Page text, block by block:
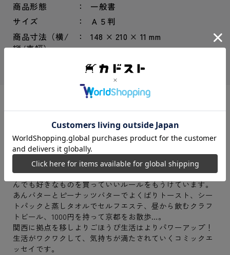
商品形態
一般書
サイズ
Ａ５判
商品寸法（横/
縦/束幅）
148 × 210 × 11 mm
136ページ
さあ、1000円でひとり時間を楽しもう。累計30万
部著者の新刊！
10年間派遣社員として年収200万生活を送ってきたおづまり
こさん。数年前から1ヶ月1000円の「ごほうび予算」で、な
んでも好きなものを買っていいルールをもうけています。
あんバターとピーナッツバターでよくばりトースト、シー
トパックと蒸しタオルでセルフエステ、昼から飲むクラフ
トビール、1000円を持って京都をお散歩…。
関西に拠点を移しよりごほうび生活はよりパワーアップ！
生活がワクワクして、気持ちが満たされていくコミックエ
ッセイです。